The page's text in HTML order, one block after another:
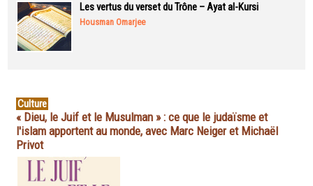
Les vertus du verset du Trône – Ayat al-Kursi
Housman Omarjee
Culture
« Dieu, le Juif et le Musulman » : ce que le judaïsme et
l'islam apportent au monde, avec Marc Neiger et Michaël
Privot